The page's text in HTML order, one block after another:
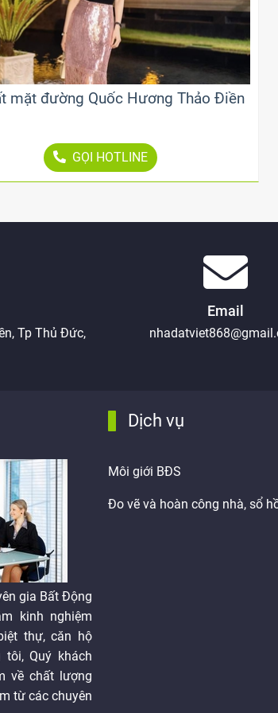
mặt đường Quốc Hương Thảo Điền
GỌI HOTLINE
Tp Thủ Đức,
Email
gia Bất Động
kinh nghiệm
thự, căn hộ
Quý khách
về chất lượng
từ các chuyên
Dịch vụ
Môi giới BĐS
Đo vẽ và hoàn công nhà, sổ